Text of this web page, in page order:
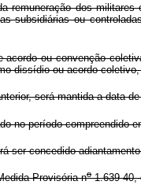
dos
subsidiárias ou
ou convenção
dissídio ou acordo
será mantida a data
no período compreendido
ser concedido
Provisória no1.639-40,